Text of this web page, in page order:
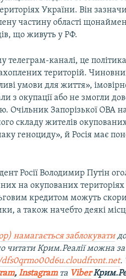
України. Він
частину області
що живуть у РФ.
телеграм-каналі, це
територій.
умови для життя»,
з окупації або не змогли
Очільник Запорізької ОВА
складу жителів
геноциду», й Росія має
Росії Володимир Путін
на окупованих
кредитом можуть
а також начебто деякі
намагається заблокувати
читати Крим.Реалії можна
.
,Instagramта Viber